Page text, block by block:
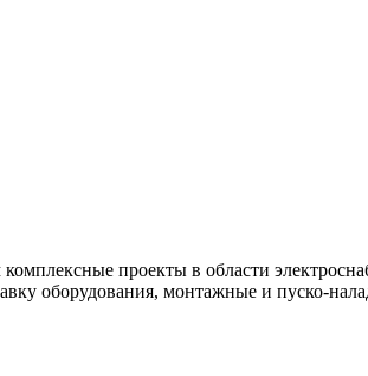
проекты в области
оборудования, монтажные и пуско-